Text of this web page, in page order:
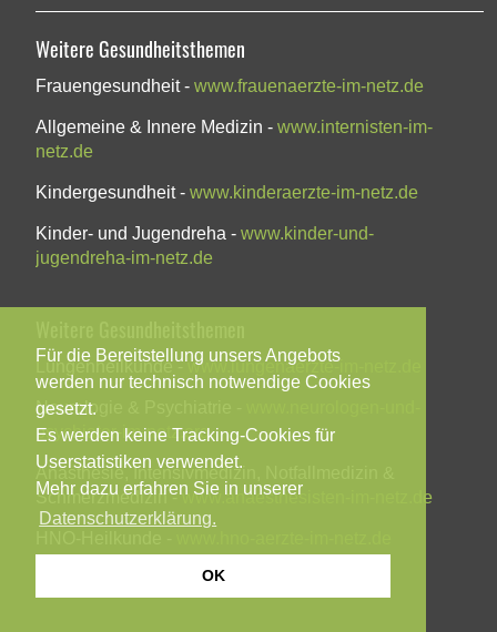
Für die Bereitstellung unsers Angebots
werden nur technisch notwendige Cookies
gesetzt.
Es werden keine Tracking-Cookies für
Userstatistiken verwendet.
Mehr dazu erfahren Sie in unserer
Datenschutzerklärung.
OK
Weitere Gesundheitsthemen
Frauengesundheit -www.frauenaerzte-im-netz.de
Allgemeine & Innere Medizin -www.internisten-im-
netz.de
Kindergesundheit -www.kinderaerzte-im-netz.de
Kinder- und Jugendreha -www.kinder-und-
jugendreha-im-netz.de
Lungenheilkunde -www.lungenaerzte-im-netz.de
Neurologie & Psychiatrie -
psychiater-im-netz.org
Anästhesie, Intensivmedizin, Notfallmedizin &
Schmerzmedizin -www.anaesthesisten-im-netz.de